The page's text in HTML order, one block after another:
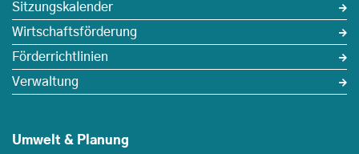
Sitzungskalender
Wirtschaftsförderung
Förderrichtlinien
Verwaltung
Umwelt & Planung